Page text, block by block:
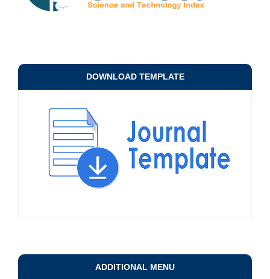
DOWNLOAD TEMPLATE
ADDITIONAL MENU